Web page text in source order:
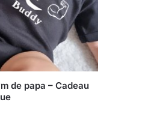
de papa – Cadeau